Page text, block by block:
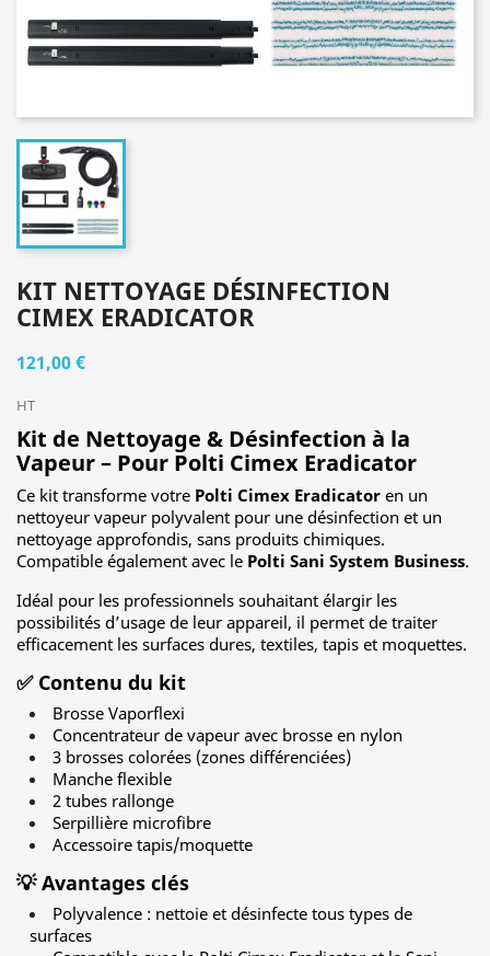
KIT NETTOYAGE DÉSINFECTION
CIMEX ERADICATOR
121,00 €
HT
Kit de Nettoyage & Désinfection à la
Vapeur – Pour Polti Cimex Eradicator
Ce kit transforme votre Polti Cimex Eradicator en un
nettoyeur vapeur polyvalent pour une désinfection et un
nettoyage approfondis, sans produits chimiques.
Compatible également avec le Polti Sani System Business.
Idéal pour les professionnels souhaitant élargir les
possibilités d’usage de leur appareil, il permet de traiter
efficacement les surfaces dures, textiles, tapis et moquettes.
✅ Contenu du kit
Brosse Vaporflexi
Concentrateur de vapeur avec brosse en nylon
3 brosses colorées (zones différenciées)
Manche flexible
2 tubes rallonge
Serpillière microfibre
Accessoire tapis/moquette
💡 Avantages clés
Polyvalence : nettoie et désinfecte tous types de
surfaces